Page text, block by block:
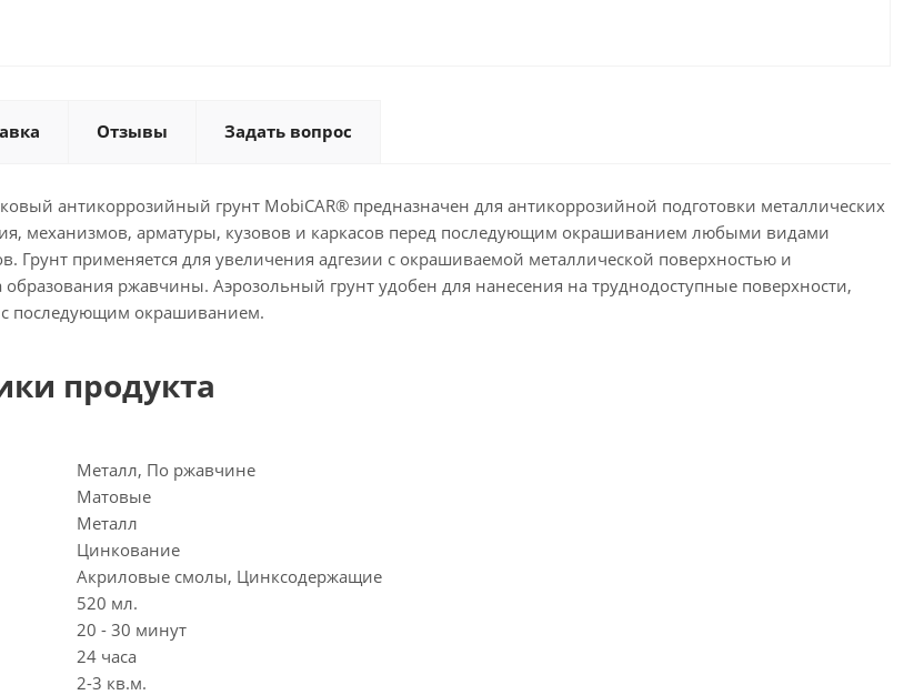
Отзывы Задать вопрос
антикоррозийный грунт MobiCAR® предназначен для антикоррозийной подготовки металлических
механизмов, арматуры, кузовов и каркасов перед последующим окрашиванием любыми видами
Грунт применяется для увеличения адгезии с окрашиваемой металлической поверхностью и
образования ржавчины. Аэрозольный грунт удобен для нанесения на труднодоступные поверхности,
последующим окрашиванием.
продукта
Металл, По ржавчине
Матовые
Металл
Цинкование
Акриловые смолы, Цинксодержащие
520 мл.
20 - 30 минут
24 часа
2-3 кв.м.